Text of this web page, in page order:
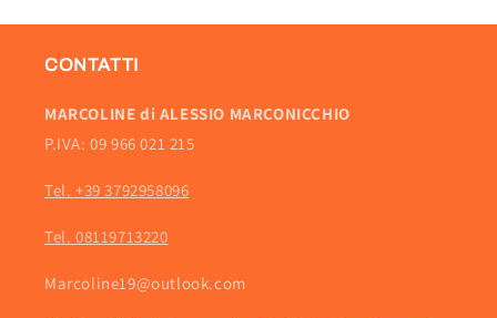
CONTATTI
MARCOLINE di ALESSIO MARCONICCHIO
P.IVA: 09 966 021 215
Tel. +39 3792958096
Tel. 08119713220
Marcoline19@outlook.com